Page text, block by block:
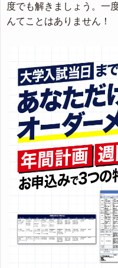
度でも解きましょう。一
んてことはありません！